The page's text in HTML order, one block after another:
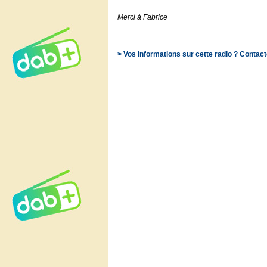
Merci à Fabrice
> Vos informations sur cette radio ?